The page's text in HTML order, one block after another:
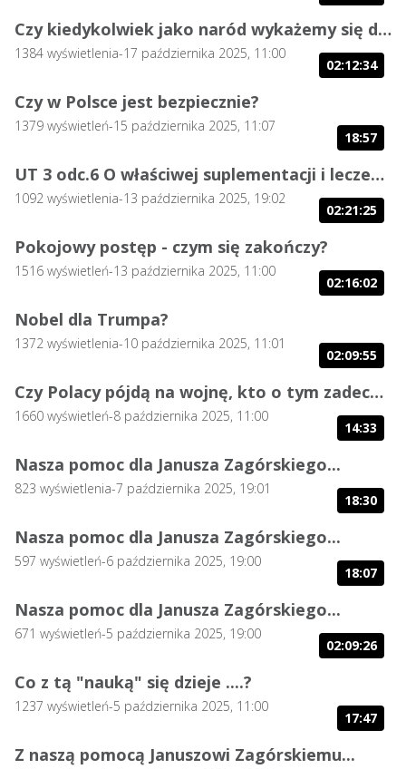
Czy kiedykolwiek jako naród wykażemy się dbaniem o Polskę?
1384 wyświetlenia-17 października 2025, 11:00
02:12:34
Czy w Polsce jest bezpiecznie?
1379 wyświetleń-15 października 2025, 11:07
18:57
UT 3 odc.6 O właściwej suplementacji i leczeniu chorób przewlekłych
1092 wyświetlenia-13 października 2025, 19:02
02:21:25
Pokojowy postęp - czym się zakończy?
1516 wyświetleń-13 października 2025, 11:00
02:16:02
Nobel dla Trumpa?
1372 wyświetlenia-10 października 2025, 11:01
02:09:55
Czy Polacy pójdą na wojnę, kto o tym zadecyduje?
1660 wyświetleń-8 października 2025, 11:00
14:33
Nasza pomoc dla Janusza Zagórskiego...
823 wyświetlenia-7 października 2025, 19:01
18:30
Nasza pomoc dla Janusza Zagórskiego...
597 wyświetleń-6 października 2025, 19:00
18:07
Nasza pomoc dla Janusza Zagórskiego...
671 wyświetleń-5 października 2025, 19:00
02:09:26
Co z tą "nauką" się dzieje ....?
1237 wyświetleń-5 października 2025, 11:00
17:47
Z naszą pomocą Januszowi Zagórskiemu...